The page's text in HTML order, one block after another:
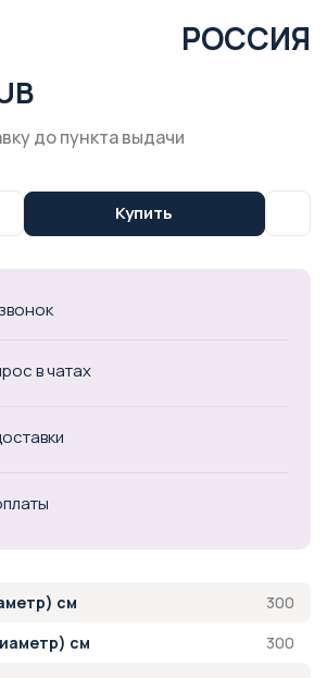
РОССИЯ
до пункта выдачи
Купить
в чатах
см
300
см
300